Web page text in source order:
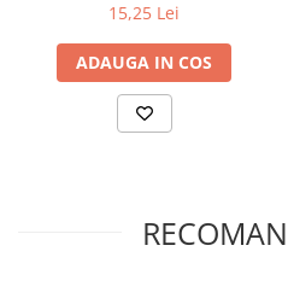
Deodorante & Parfumuri
Parfumuri
15,25 Lei
ADAUGA IN COS